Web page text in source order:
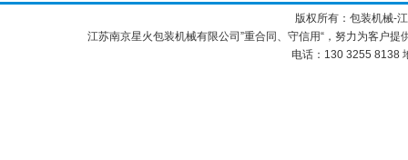
版权所有：包装机械-
江苏南京星火包装机械有限公司”重合同、守信用“，努力为客户提
电话：130 3255 8138